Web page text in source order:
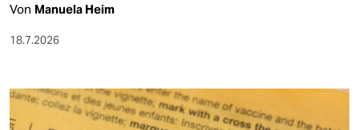
Von Manuela Heim
18.7.2026